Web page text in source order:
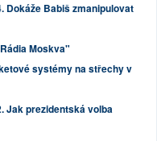
Dokáže Babiš zmanipulovat
Moskva"
systémy na střechy v
Jak prezidentská volba